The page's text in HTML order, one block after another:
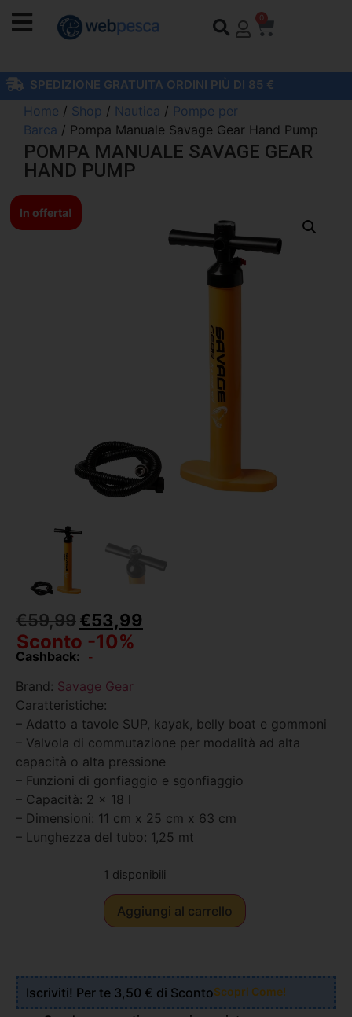
0
SPEDIZIONE GRATUITA ORDINI PIÙ DI 85 €
Home / Shop / Nautica / Pompe per
Barca / Pompa Manuale Savage Gear Hand Pump
POMPA MANUALE SAVAGE GEAR
HAND PUMP
In offerta!
€59,99€53,99
Sconto -10%
Cashback: -
Brand: Savage Gear
Caratteristiche:
– Adatto a tavole SUP, kayak, belly boat e gommoni
– Valvola di commutazione per modalità ad alta
capacità o alta pressione
– Funzioni di gonfiaggio e sgonfiaggio
– Capacità: 2 x 18 l
– Dimensioni: 11 cm x 25 cm x 63 cm
– Lunghezza del tubo: 1,25 mt
1 disponibili
Aggiungi al carrello
Iscriviti! Per te 3,50 € di ScontoScopri Come!